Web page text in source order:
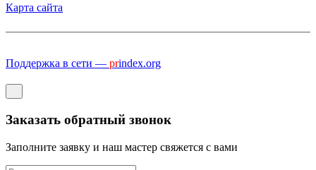
Карта сайта
Поддержка в сети — prindex.org
Заказать обратный звонок
Заполните заявку и наш мастер свяжется с вами